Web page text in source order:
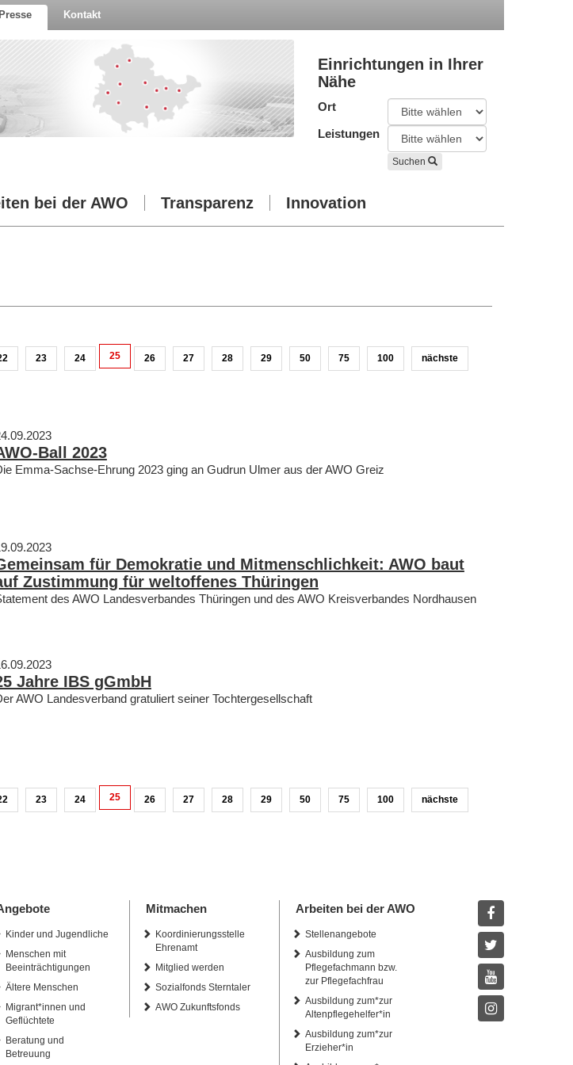
Presse Kontakt
Einrichtungen in Ihrer
Nähe
Ort
Leistungen
Suchen
bei der AWO Transparenz Innovation
23 24 25 26 27 28 29 50 75 100 nächste
Ball 2023
Emma-Sachse-Ehrung 2023 ging an Gudrun Ulmer aus der AWO Greiz
für Demokratie und Mitmenschlichkeit: AWO baut
Zustimmung für weltoffenes Thüringen
des AWO Landesverbandes Thüringen und des AWO Kreisverbandes Nordhausen
Jahre IBS gGmbH
AWO Landesverband gratuliert seiner Tochtergesellschaft
23 24 25 26 27 28 29 50 75 100 nächste
Kinder und Jugendliche
Menschen mit
Beeinträchtigungen
Ältere Menschen
Migrant*innen und
Geflüchtete
Beratung und
Betreuung
Mitmachen
Koordinierungsstelle
Ehrenamt
Mitglied werden
Sozialfonds Sterntaler
AWO Zukunftsfonds
Arbeiten bei der AWO
Stellenangebote
Ausbildung zum
Pflegefachmann bzw.
zur Pflegefachfrau
Ausbildung zum*zur
Altenpflegehelfer*in
Ausbildung zum*zur
Erzieher*in
Facebook
Twitter
Youtube